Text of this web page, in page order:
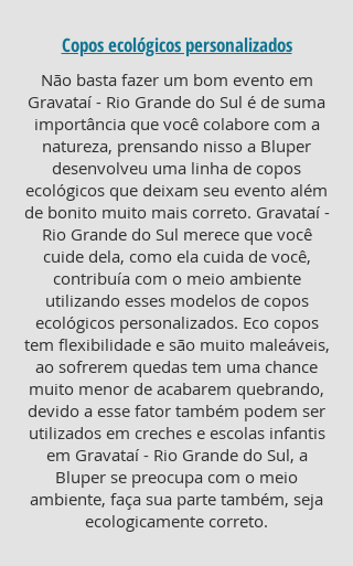
Copos ecológicos personalizados
Não basta fazer um bom evento em
Gravataí - Rio Grande do Sul é de suma
importância que você colabore com a
natureza, prensando nisso a Bluper
desenvolveu uma linha de copos
ecológicos que deixam seu evento além
de bonito muito mais correto. Gravataí -
Rio Grande do Sul merece que você
cuide dela, como ela cuida de você,
contribuía com o meio ambiente
utilizando esses modelos de copos
ecológicos personalizados. Eco copos
tem flexibilidade e são muito maleáveis,
ao sofrerem quedas tem uma chance
muito menor de acabarem quebrando,
devido a esse fator também podem ser
utilizados em creches e escolas infantis
em Gravataí - Rio Grande do Sul, a
Bluper se preocupa com o meio
ambiente, faça sua parte também, seja
ecologicamente correto.